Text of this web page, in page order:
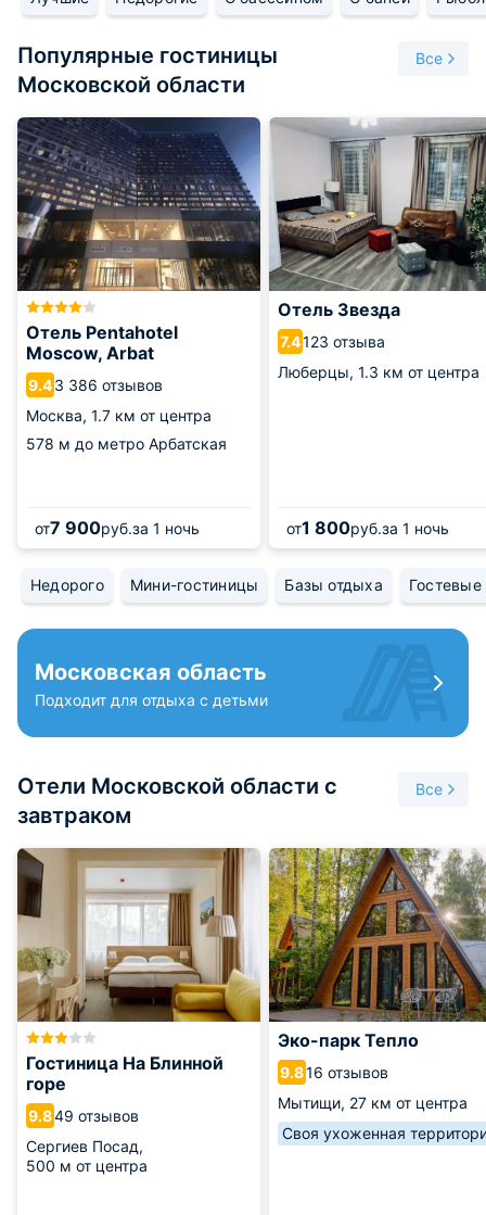
Популярные гостиницы
Московской области
Все
Отель Pentahotel
Moscow, Arbat
9.43 386 отзывов
Москва, 1.7 км от центра
578 м до метро Арбатская
от7 900руб.за 1 ночь
Отель Звезда
7.4123 отзыва
Люберцы, 1.3 км от центра
от1 800руб.за 1 ночь
Недорого Мини-гостиницы Базы отдыха
Московская область
Подходит для отдыха с детьми
Отели Московской области с
завтраком
Все
Гостиница На Блинной
горе
9.849 отзывов
Сергиев Посад,
500 м от центра
Эко-парк Тепло
9.816 отзывов
Мытищи, 27 км от центра
Своя ухоженная